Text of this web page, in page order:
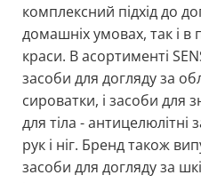
комплексний підхід до
домашніх умовах, так і в
краси. В асортименті
засоби для догляду за
сироватки, і засоби для
для тіла -
рук і ніг. Бренд також
засоби для догляду за